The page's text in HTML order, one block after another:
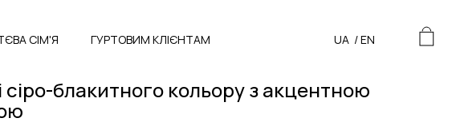
СІМ'Я ГУРТОВИМ КЛІЄНТАМ UA /EN
сіро-блакитного кольору з акцентною